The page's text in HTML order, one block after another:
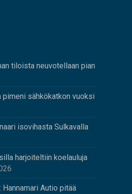
tiloista neuvotellaan pian
pimeni sähkökatkon vuoksi
isovihasta Sulkavalla
harjoiteltiin koelauluja
Hannamari Autio pitää